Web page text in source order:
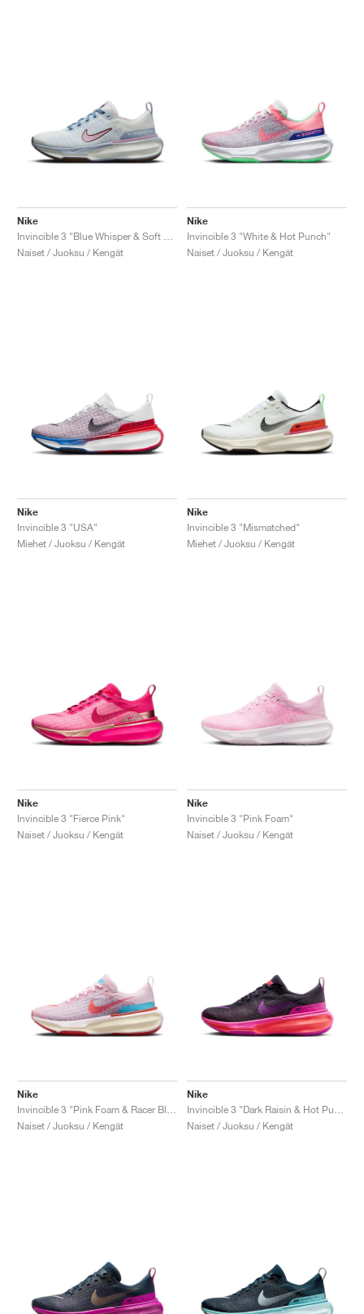
Nike
Naiset / Juoksu / Kengät
Nike
Invincible 3 "White & Hot Punch"
Naiset / Juoksu / Kengät
Nike
Invincible 3 "USA"
Miehet / Juoksu / Kengät
Nike
Invincible 3 "Mismatched"
Miehet / Juoksu / Kengät
Nike
Invincible 3 "Fierce Pink"
Naiset / Juoksu / Kengät
Nike
Invincible 3 "Pink Foam"
Naiset / Juoksu / Kengät
Nike
Naiset / Juoksu / Kengät
Nike
Naiset / Juoksu / Kengät